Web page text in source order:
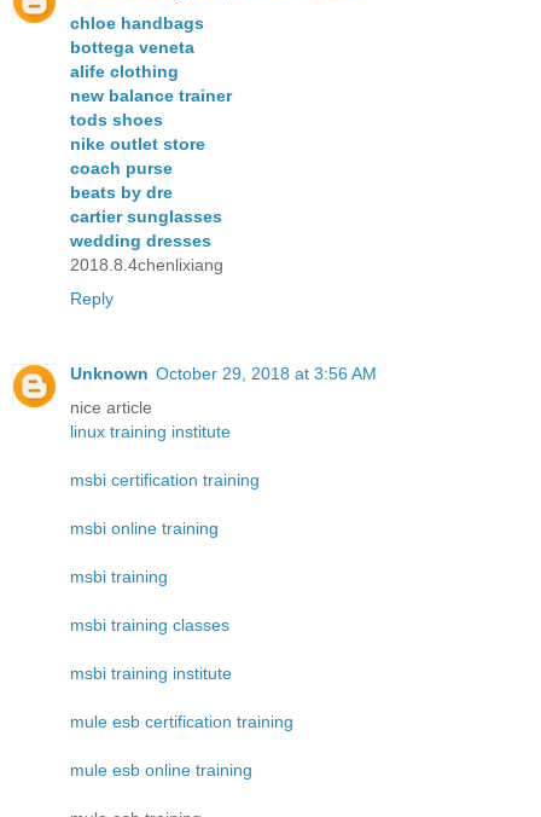
chloe handbags
bottega veneta
alife clothing
new balance trainer
tods shoes
nike outlet store
coach purse
beats by dre
cartier sunglasses
wedding dresses
2018.8.4chenlixiang
Reply
Unknown October 29, 2018 at 3:56 AM
nice article
linux training institute
msbi certification training
msbi online training
msbi training
msbi training classes
msbi training institute
mule esb certification training
mule esb online training